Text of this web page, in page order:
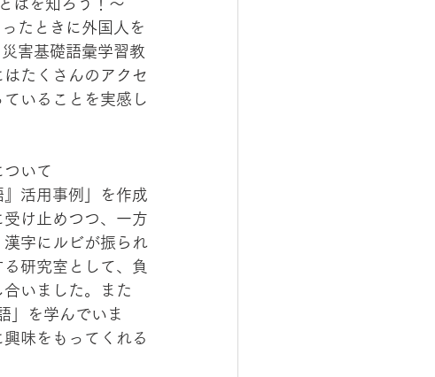
たときに外国人を
害基礎語彙学習教
たくさんのアクセ
いることを実感し
ついて
活用事例」を作成
け止めつつ、一方
字にルビが振られ
研究室として、負
いました。また
」を学んでいま
味をもってくれる